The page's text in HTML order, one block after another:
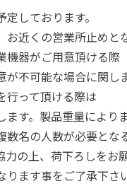
しております。
近くの営業所止めと
機器がご用意頂ける際
不可能な場合に関し
行って頂ける際は
す。製品重量により
数名の人数が必要とな
の上、荷下ろしをお
ります事をご了承下さ